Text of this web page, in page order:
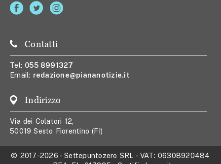
Contatti
Tel: 055 8991327
Email: redazione@piananotizie.it
Indirizzo
Via dei Colatori 12,
50019 Sesto Fiorentino (FI)
© 2017-2026 -Settepuntozero SRL - VAT: 06308920484